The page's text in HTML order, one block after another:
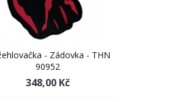
- Zádovka - THN
90952
348,00 Kč